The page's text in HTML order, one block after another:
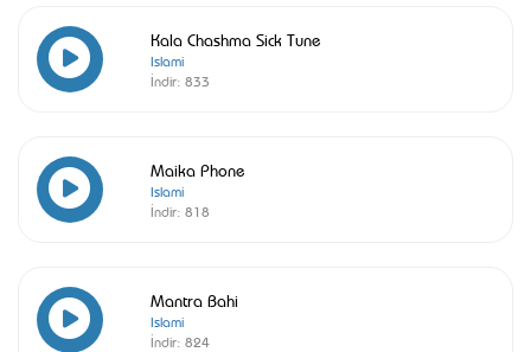
Kala Chashma Sick Tune
Islami
İndir: 833
Maika Phone
Islami
İndir: 818
Mantra Bahi
Islami
İndir: 824